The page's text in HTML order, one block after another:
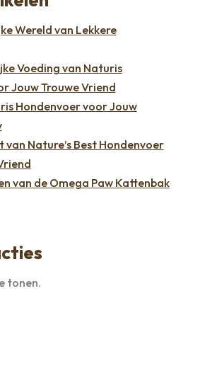
Wereld van Lekkere
Voeding van Naturis
Jouw Trouwe Vriend
Hondenvoer voor Jouw
Nature’s Best Hondenvoer
van de Omega Paw Kattenbak
tonen.